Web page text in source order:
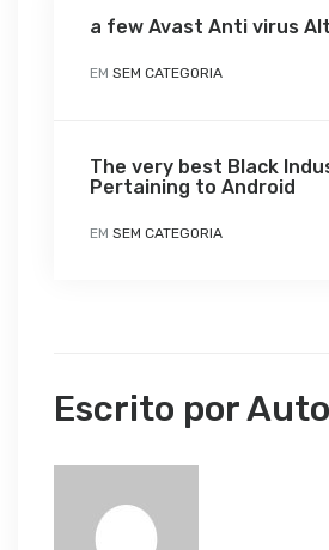
a few Avast Anti virus
EM SEM CATEGORIA
The very best Black
Pertaining to Android
EM SEM CATEGORIA
Escrito por